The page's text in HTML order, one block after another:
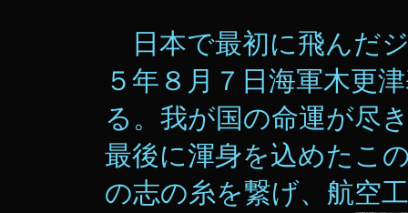
日本で最初に飛んだ
５年８月７日海軍木更
る。我が国の命運が尽
最後に渾身を込めたこ
の志の糸を繋げ、航空